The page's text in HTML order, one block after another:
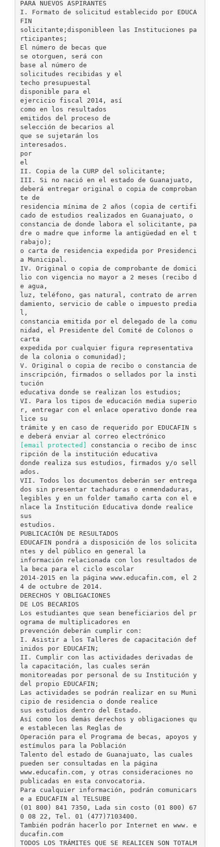
PARA NUEVOS ASPIRANTES
I. Formato de solicitud establecido por EDUCA
FIN
solicitante;disponibleen las Instituciones pa
rticipantes;
El número de becas que
se otorguen, será con
base al número de
solicitudes recibidas y el
techo presupuestal
disponible para el
ejercicio fiscal 2014, así
como en los resultados
emitidos del proceso de
selección de becarios al
que se sujetarán los
interesados.
por
el
II. Copia de la CURP del solicitante;
III. Si no nació en el estado de Guanajuato,
deberá entregar original o copia de comproban
te de
residencia mínima de 2 años (copia de certifi
cado de estudios realizados en Guanajuato, o
constancia de donde labora el solicitante, pa
dre o madre que informe la antigüedad en el t
rabajo);
o carta de residencia expedida por Presidenci
a Municipal.
IV. Original o copia de comprobante de domici
lio con vigencia no mayor a 2 meses (recibo d
e agua,
luz, teléfono, gas natural, contrato de arren
damiento, servicio de cable o impuesto predia
l,
constancia emitida por el delegado de la comu
nidad, el Presidente del Comité de Colonos o
carta
expedida por cualquier figura representativa
de la colonia o comunidad);
V. Original o copia de recibo o constancia de
inscripción, firmados o sellados por la insti
tución
educativa donde se realizan los estudios;
VI. Para los tipos de educación media superio
r, entregar con el enlace operativo donde rea
lice su
trámite y en caso de requerido por EDUCAFIN s
[email protected]
constancia o recibo de insc
ripción de la institución educativa
donde realiza sus estudios, firmados y/o sell
ados.
VII. Todos los documentos deberán ser entrega
dos sin presentar tachaduras o enmendaduras,
legibles y en un folder tamaño carta con el e
nlace la Institución Educativa donde realice
sus
estudios.
PUBLICACIÓN DE RESULTADOS
EDUCAFIN pondrá a disposición de los solicita
ntes y del público en general la
información relacionada con los resultados de
la beca para el ciclo escolar
2014-2015 en la página www.educafin.com, el 2
4 de octubre de 2014.
DERECHOS Y OBLIGACIONES
DE LOS BECARIOS
Los estudiantes que sean beneficiarios del pr
ograma de multiplicadores en
prevención deberán cumplir con:
I. Asistir a los Talleres de capacitación def
inidos por EDUCAFIN;
II. Cumplir con las actividades derivadas de
la capacitación, las cuales serán
monitoreadas por personal de su Institución y
del propio EDUCAFIN;
Las actividades se podrán realizar en su Muni
cipio de residencia o donde realice
sus estudios dentro del Estado.
Así como los demás derechos y obligaciones qu
e establecen las Reglas de
Operación para el Programa de becas, apoyos y
estímulos para la Población
Talento del estado de Guanajuato, las cuales
pueden ser consultadas en la página
www.educafin.com, y otras consideraciones no
publicadas en esta convocatoria.
Para cualquier información, podrán comunicars
e a EDUCAFIN al TELSUBE
(01 800) 841 7350, Lada sin costo (01 800) 67
0 08 22, Tel. 01 (477)7103400.
También podrán hacerlo por Internet en www. e
ducafin.com
TODOS LOS TRÁMITES QUE SE REALICEN SON TOTALM